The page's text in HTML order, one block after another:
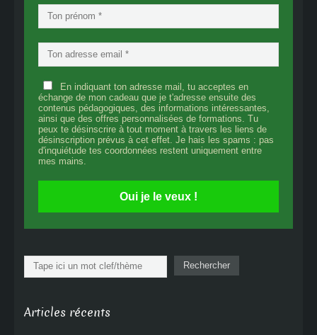
En indiquant ton adresse mail, tu acceptes en
échange de mon cadeau que je t'adresse ensuite des
contenus pédagogiques, des informations intéressantes,
ainsi que des offres personnalisées de formations. Tu
peux te désinscrire à tout moment à travers les liens de
désinscription prévus à cet effet. Je hais les spams : pas
d'inquiétude tes coordonnées restent uniquement entre
mes mains.
Oui je le veux !
Rechercher Rechercher
Articles récents